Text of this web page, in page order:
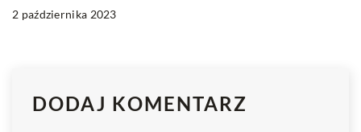
2 października 2023
DODAJ KOMENTARZ